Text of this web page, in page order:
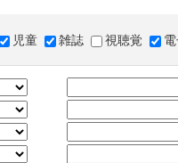
児童 雑誌 視聴覚